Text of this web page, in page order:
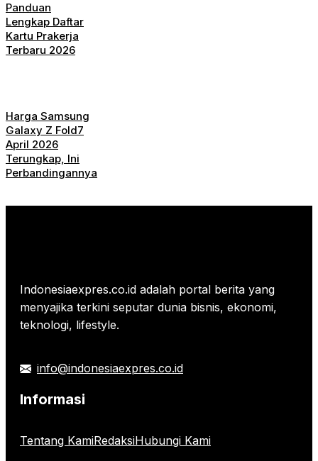
Panduan
Lengkap Daftar
Kartu Prakerja
Terbaru 2026
Harga Samsung
Galaxy Z Fold7
April 2026
Terungkap, Ini
Perbandingannya
Indonesiaexpres.co.id adalah portal berita yang
menyajika terkini seputar dunia bisnis, ekonomi,
teknologi, lifestyle.
info@indonesiaexpres.co.id
Informasi
Tentang KamiRedaksiHubungi Kami